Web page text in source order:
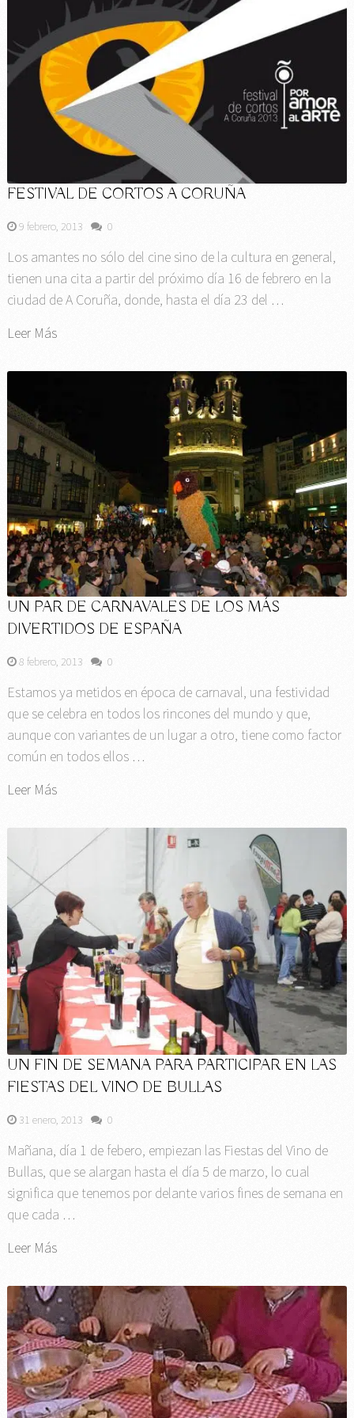
FESTIVAL DE CORTOS A CORUÑA
9 febrero, 2013 0
Los amantes no sólo del cine sino de la cultura en general,
tienen una cita a partir del próximo día 16 de febrero en la
ciudad de A Coruña, donde, hasta el día 23 del …
Leer Más
UN PAR DE CARNAVALES DE LOS MÁS
DIVERTIDOS DE ESPAÑA
8 febrero, 2013 0
Estamos ya metidos en época de carnaval, una festividad
que se celebra en todos los rincones del mundo y que,
aunque con variantes de un lugar a otro, tiene como factor
común en todos ellos …
Leer Más
UN FIN DE SEMANA PARA PARTICIPAR EN LAS
FIESTAS DEL VINO DE BULLAS
31 enero, 2013 0
Mañana, día 1 de febero, empiezan las Fiestas del Vino de
Bullas, que se alargan hasta el día 5 de marzo, lo cual
significa que tenemos por delante varios fines de semana en
que cada …
Leer Más